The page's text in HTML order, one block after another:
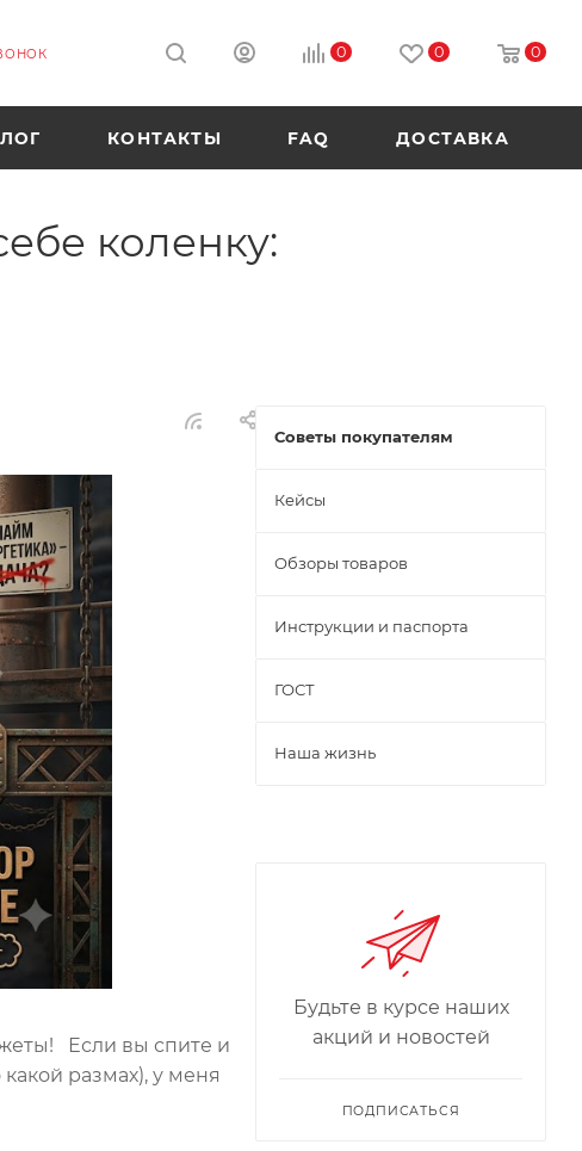
0 0 0
КОНТАКТЫ FAQ ДОСТАВКА
коленку:
Если вы спите и
размах), у меня
Советы покупателям
Кейсы
Обзоры товаров
Инструкции и паспорта
ГОСТ
Наша жизнь
Будьте в курсе наших
акций и новостей
ПОДПИСАТЬСЯ